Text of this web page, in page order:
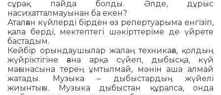
сұрақ пайда болды. Әлде, дұрыс
насихатталмауынан ба екен?
Аталған күйлерді бірден өз репертуарыма енгізіп,
қала берді, мектептегі шәкірттеріме де үйрете
бастадым.
Кейбір орындаушылар жалаң техникаға, қолдың
жүйріктігіне ғана арқа сүйеп, дыбысқа, күй
мағынасына терең ұмтылмай, мәнін аша алмай
жатады. Музыка – дыбыстардың жүйелі
жиынтығы. Музыка дыбыстан құралса, онда